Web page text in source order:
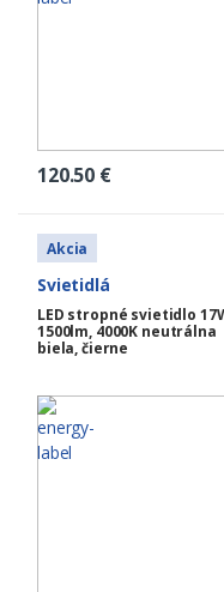
120.50 €
Akcia
Svietidlá
LED stropné svietidlo
1500lm, 4000K neutrálna
biela, čierne